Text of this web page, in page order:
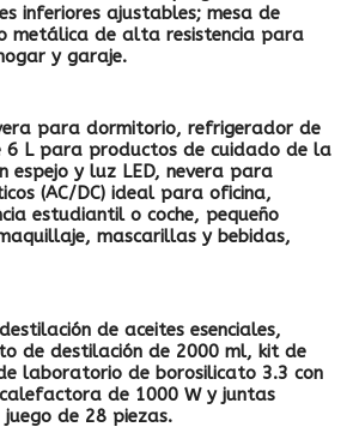
inferiores ajustables; mesa de
metálica de alta resistencia para
y garaje.
para dormitorio, refrigerador de
6 L para productos de cuidado de la
espejo y luz LED, nevera para
(AC/DC) ideal para oficina,
estudiantil o coche, pequeño
mascarillas y bebidas,
de aceites esenciales,
de destilación de 2000 ml, kit de
laboratorio de borosilicato 3.3 con
de 1000 W y juntas
de 28 piezas.